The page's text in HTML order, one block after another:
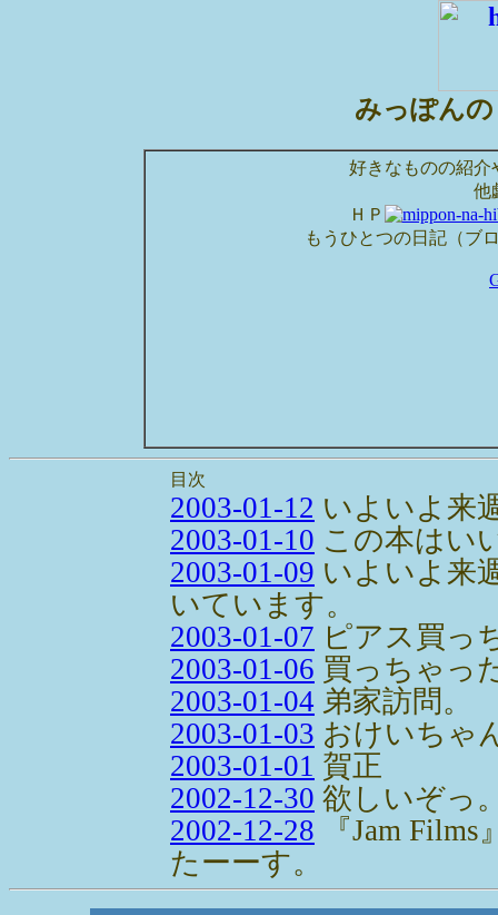
みっぽん
好きなものの紹介
他
ＨＰ
もうひとつの日記（ブ
目次
2003-01-12 いよいよ来
2003-01-10 この本はい
2003-01-09 いよいよ来
いています。
2003-01-07 ピアス買っ
2003-01-06 買っちゃっ
2003-01-04 弟家訪問。
2003-01-03 おけいちゃ
2003-01-01 賀正
2002-12-30 欲しいぞっ
2002-12-28 『Jam
たーーす。